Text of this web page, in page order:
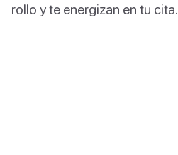
rollo y te energizan en tu cita.